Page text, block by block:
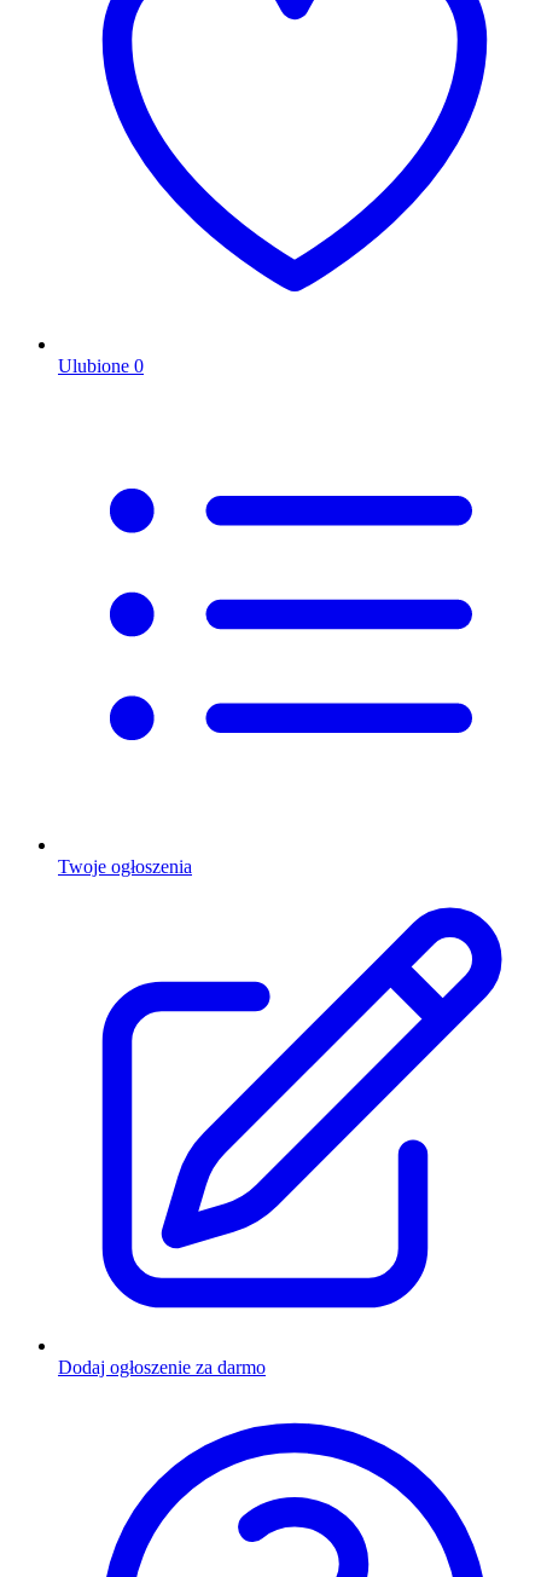
Ulubione 0
Twoje ogłoszenia
Dodaj ogłoszenie za darmo